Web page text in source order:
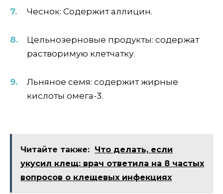
Чеснок: Содержит аллицин.
Цельнозерновые продукты: содержат
растворимую клетчатку.
Льняное семя: содержит жирные
кислоты омега-3.
Читайте также: Что делать, если
укусил клещ: врач ответила на 8 частых
вопросов о клещевых инфекциях